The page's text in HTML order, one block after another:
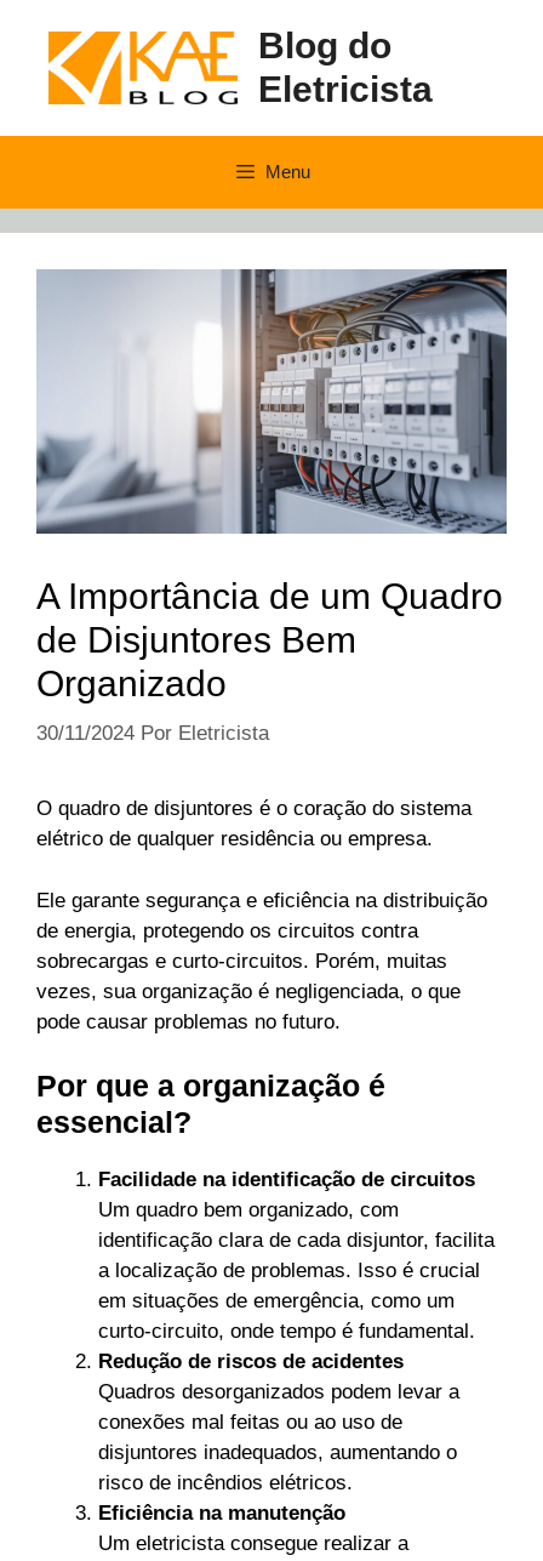
conteúdo
Blog do
Eletricista
Menu
A Importância de um Quadro
de Disjuntores Bem
Organizado
30/11/2024 Por Eletricista
O quadro de disjuntores é o coração do sistema
elétrico de qualquer residência ou empresa.
Ele garante segurança e eficiência na distribuição
de energia, protegendo os circuitos contra
sobrecargas e curto-circuitos. Porém, muitas
vezes, sua organização é negligenciada, o que
pode causar problemas no futuro.
Por que a organização é
essencial?
Facilidade na identificação de circuitos
Um quadro bem organizado, com
identificação clara de cada disjuntor, facilita
a localização de problemas. Isso é crucial
em situações de emergência, como um
curto-circuito, onde tempo é fundamental.
Redução de riscos de acidentes
Quadros desorganizados podem levar a
conexões mal feitas ou ao uso de
disjuntores inadequados, aumentando o
risco de incêndios elétricos.
Eficiência na manutenção
Um eletricista consegue realizar a